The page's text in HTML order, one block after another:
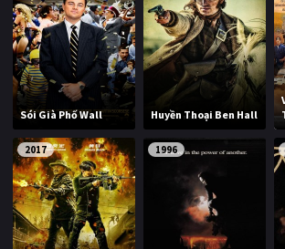
Sói Già Phố Wall Huyền Thoại Ben Hall
2017 1996